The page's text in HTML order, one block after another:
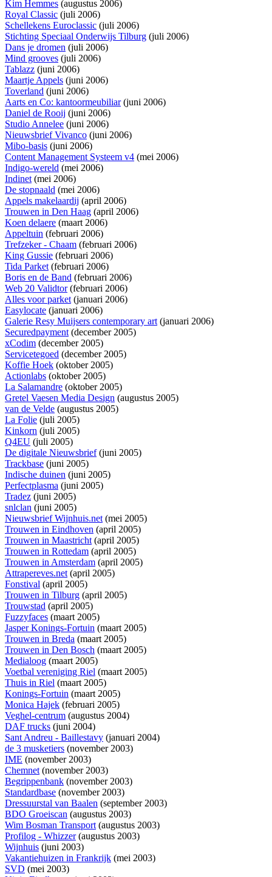
Kim Hemmes (augustus 2006)
Royal Classic (juli 2006)
Schellekens Euroclassic (juli 2006)
Stichting Speciaal Onderwijs Tilburg (juli 2006)
Dans je dromen (juli 2006)
Mind grooves (juli 2006)
Tablazz (juni 2006)
Maartje Appels (juni 2006)
Toverland (juni 2006)
Aarts en Co: kantoormeubiliar(juni 2006)
Daniel de Rooij (juni 2006)
Studio Annelee (juni 2006)
Nieuwsbrief Vivanco (juni 2006)
Mibo-basis (juni 2006)
Content Management Systeem v4 (mei 2006)
Indigo-wereld (mei 2006)
Indinet(mei 2006)
De stopnaald (mei 2006)
Appels makelaardij (april 2006)
Trouwen in Den Haag (april 2006)
Koen delaere (maart 2006)
Appeltuin (februari 2006)
Trefzeker - Chaam (februari 2006)
King Gussie (februari 2006)
Tida Parket(februari 2006)
Boris en de Band (februari 2006)
Web 20 Validtor(februari 2006)
Alles voor parket(januari 2006)
Easylocate (januari 2006)
Galerie Resy Muijsers contemporary art(januari 2006)
Securedpayment(december 2005)
xCodim (december 2005)
Servicetegoed (december 2005)
Koffie Hoek (oktober 2005)
Actionlabs (oktober 2005)
La Salamandre (oktober 2005)
Gretel Vaesen Media Design (augustus 2005)
van de Velde (augustus 2005)
La Folie (juli 2005)
Kinkorn (juli 2005)
Q4EU (juli 2005)
De digitale Nieuwsbrief(juni 2005)
Trackbase (juni 2005)
Indische duinen (juni 2005)
Perfectplasma (juni 2005)
Tradez (juni 2005)
snlclan (juni 2005)
Nieuwsbrief Wijnhuis.net(mei 2005)
Trouwen in Eindhoven (april 2005)
Trouwen in Maastricht(april 2005)
Trouwen in Rottedam (april 2005)
Trouwen in Amsterdam (april 2005)
Attrapereves.net(april 2005)
Fonstival (april 2005)
Trouwen in Tilburg (april 2005)
Trouwstad (april 2005)
Fuzzyfaces (maart 2005)
Jasper Konings-Fortuin (maart 2005)
Trouwen in Breda (maart 2005)
Trouwen in Den Bosch (maart 2005)
Medialoog (maart 2005)
Voetbal vereniging Riel (maart 2005)
Thuis in Riel (maart 2005)
Konings-Fortuin (maart 2005)
Monica Hajek (februari 2005)
Veghel-centrum (augustus 2004)
DAF trucks (juni 2004)
Sant Andreu - Baillestavy (januari 2004)
de 3 musketiers (november 2003)
IME (november 2003)
Chemnet(november 2003)
Begrippenbank (november 2003)
Standardbase (november 2003)
Dressuurstal van Baalen (september 2003)
BDO Groeiscan (augustus 2003)
Wim Bosman Transport(augustus 2003)
Profilog - Whizzer(augustus 2003)
Wijnhuis (juni 2003)
Vakantiehuizen in Frankrijk (mei 2003)
SVD (mei 2003)